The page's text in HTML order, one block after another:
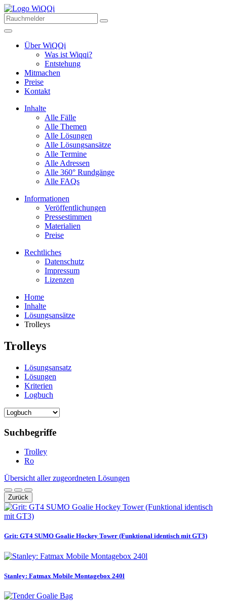
Über WiQQi
Was ist Wiqqi?
Entstehung
Mitmachen
Preise
Kontakt
Inhalte
Alle Fälle
Alle Themen
Alle Lösungen
Alle Lösungsansätze
Alle Termine
Alle Adressen
Alle 360° Rundgänge
Alle FAQs
Informationen
Veröffentlichungen
Pressestimmen
Materialien
Preise
Rechtliches
Datenschutz
Impressum
Lizenzen
Home
Inhalte
Lösungsansätze
Trolleys
Trolleys
Lösungsansatz
Lösungen
Kriterien
Logbuch
Suchbegriffe
Trolley
Ro
Übersicht aller zugeordneten Lösungen
Zurück
Grit: GT4 SUMO Goalie Hockey Tower (Funktional identisch mit GT3)
Stanley: Fatmax Mobile Montagebox 240l